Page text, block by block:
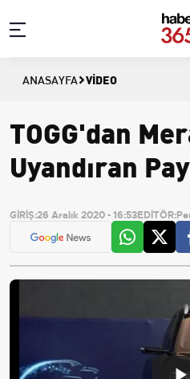
ANASAYFA VIDEO
TOGG'dan
Uyandıran
GİRİŞ:26 Aralık 2020 - 16:53EDİTÖR: